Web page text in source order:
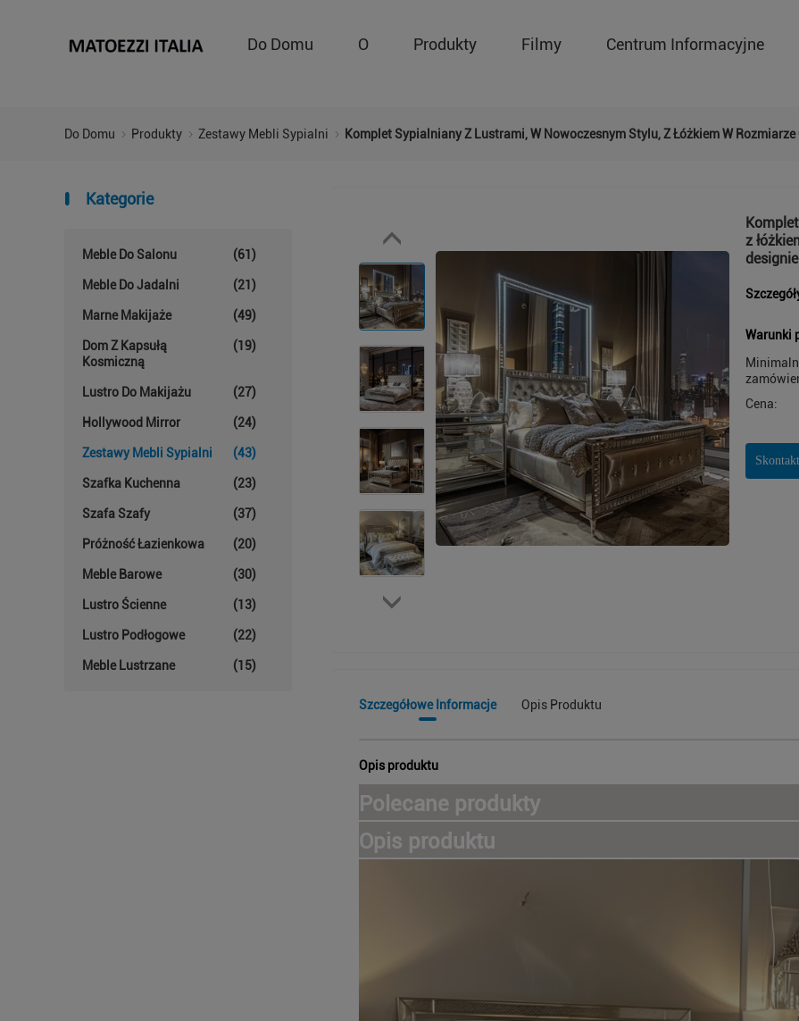
Do Domu O Produkty Filmy Centrum Informacyjne
Do Domu Produkty Zestawy Mebli Sypialni Komplet Sypialniany Z Lustrami, W Nowoczesnym Stylu, Z Łóżkiem W Rozmiarze
Kategorie
Meble Do Salonu (61)
Meble Do Jadalni (21)
Marne Makijaże (49)
Dom Z Kapsułą
Kosmiczną
(19)
Lustro Do Makijażu (27)
Hollywood Mirror (24)
Zestawy Mebli Sypialni (43)
Szafka Kuchenna (23)
Szafa Szafy (37)
Próżność Łazienkowa (20)
Meble Barowe (30)
Lustro Ścienne (13)
Lustro Podłogowe (22)
Meble Lustrzane (15)
z
designie
Warunki
Cena:
Szczegółowe Informacje Opis Produktu
Opis produktu
Polecane produkty
Opis produktu